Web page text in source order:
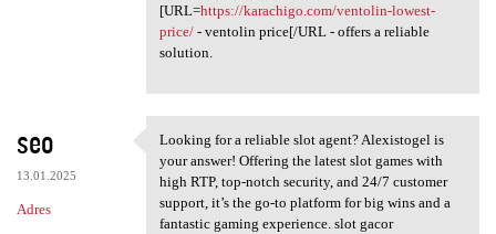
[URL=https://karachigo.com/ventolin-lowest-
price/- ventolin price[/URL - offers a reliable
solution.
seo
13.01.2025
Adres
Looking for a reliable slot
Looking for a reliable slot agent? Alexistogel is
your answer! Offering the latest slot games with
high RTP, top-notch security, and 24/7 customer
support, it’s the go-to platform for big wins and a
fantastic gaming experience. slot gacor